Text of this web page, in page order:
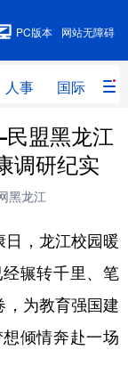
网站无障碍
PC版本
人事 国际 财
人事
港澳
文化
视频
盟黑龙江
调研纪实
黑龙江
，龙江校园暖
辗转千里、笔
，为教育强国建
倾情奔赴一场